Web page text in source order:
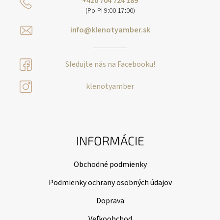
(Po-Pi 9:00-17:00)
info@klenotyamber.sk
Sledujte nás na Facebooku!
klenotyamber
INFORMÁCIE
Obchodné podmienky
Podmienky ochrany osobných údajov
Doprava